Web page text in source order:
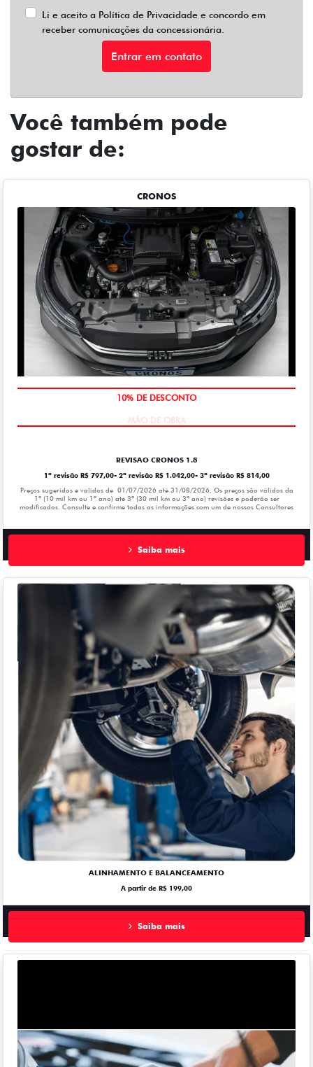
Li e aceito a Política de Privacidade e concordo em
receber comunicações da concessionária.
Entrar em contato
Você também pode
gostar de:
CRONOS
MÃO DE OBRA
REVISAO CRONOS 1.8
1ª revisão R$ 797,00- 2ª revisão R$ 1.042,00- 3ª revisão R$ 814,00
Preços sugeridos e válidos de 01/07/2026 até 31/08/2026. Os preços são válidos da
1º (10 mil km ou 1ª ano) até 3º (30 mil km ou 3º ano) revisões e poderão ser
modificados. Consulte e confirme todas as informações com um de nossos Consultores
Saiba mais
ALINHAMENTO E BALANCEAMENTO
A partir de R$ 199,00
Saiba mais